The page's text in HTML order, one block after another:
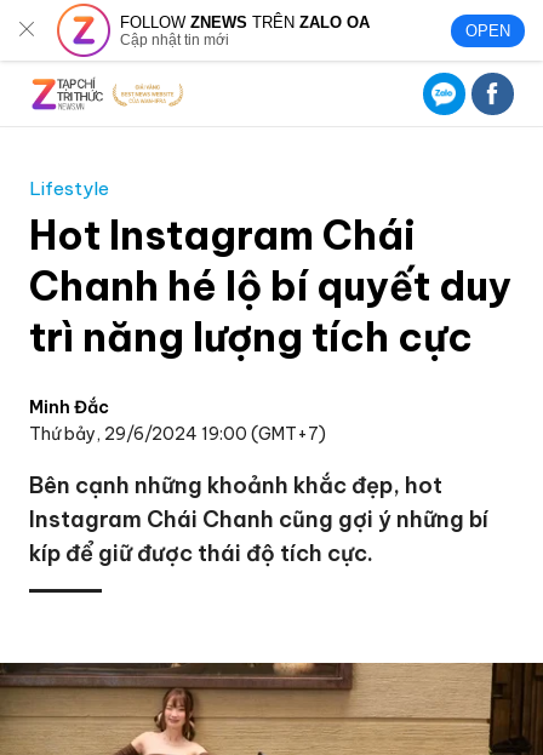
FOLLOWZNEWS TRÊNZALO OA
Cập nhật tin mới OPEN
Lifestyle
Hot Instagram Chái
Chanh hé lộ bí quyết duy
trì năng lượng tích cực
Minh Đắc
Thứ bảy, 29/6/2024 19:00 (GMT+7)
Bên cạnh những khoảnh khắc đẹp, hot
Instagram Chái Chanh cũng gợi ý những bí
kíp để giữ được thái độ tích cực.